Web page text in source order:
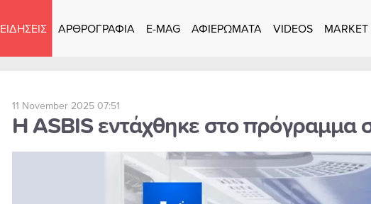
ΕΙΔΗΣΕΙΣ ΑΡΘΡΟΓΡΑΦΙΑ E-MAG ΑΦΙΕΡΩΜΑΤΑ VIDEOS MARKET
11 November 2025 07:51
Η ASBIS εντάχθηκε στο πρόγραμμα